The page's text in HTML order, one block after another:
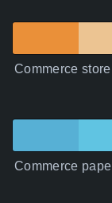
Commerce
Commerce